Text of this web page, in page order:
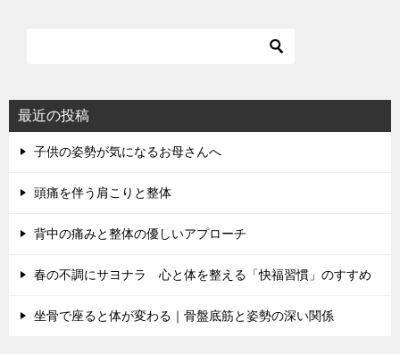
最近の投稿
子供の姿勢が気になるお母さんへ
頭痛を伴う肩こりと整体
背中の痛みと整体の優しいアプローチ
春の不調にサヨナラ 心と体を整える「快福習慣」のすすめ
坐骨で座ると体が変わる｜骨盤底筋と姿勢の深い関係